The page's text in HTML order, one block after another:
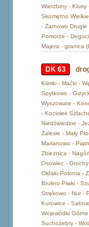
Wierzbiny - Klusy
Skomętno
- Żarnowo Drugie
Pomorze -
Majera - granica
DK 63
Klimki - Maćki -
Spytkowo -
Wyszowate -
- Kociołek
Niedźwiedzie -
Zalesie - Mały
Marianowo -
Zbieżnica -
Osowiec -
Ołdaki-Polonia -
Brulino-Piwki -
Strękowo - Nur -
Kurowice -
Wojewódki
Suchożebry -